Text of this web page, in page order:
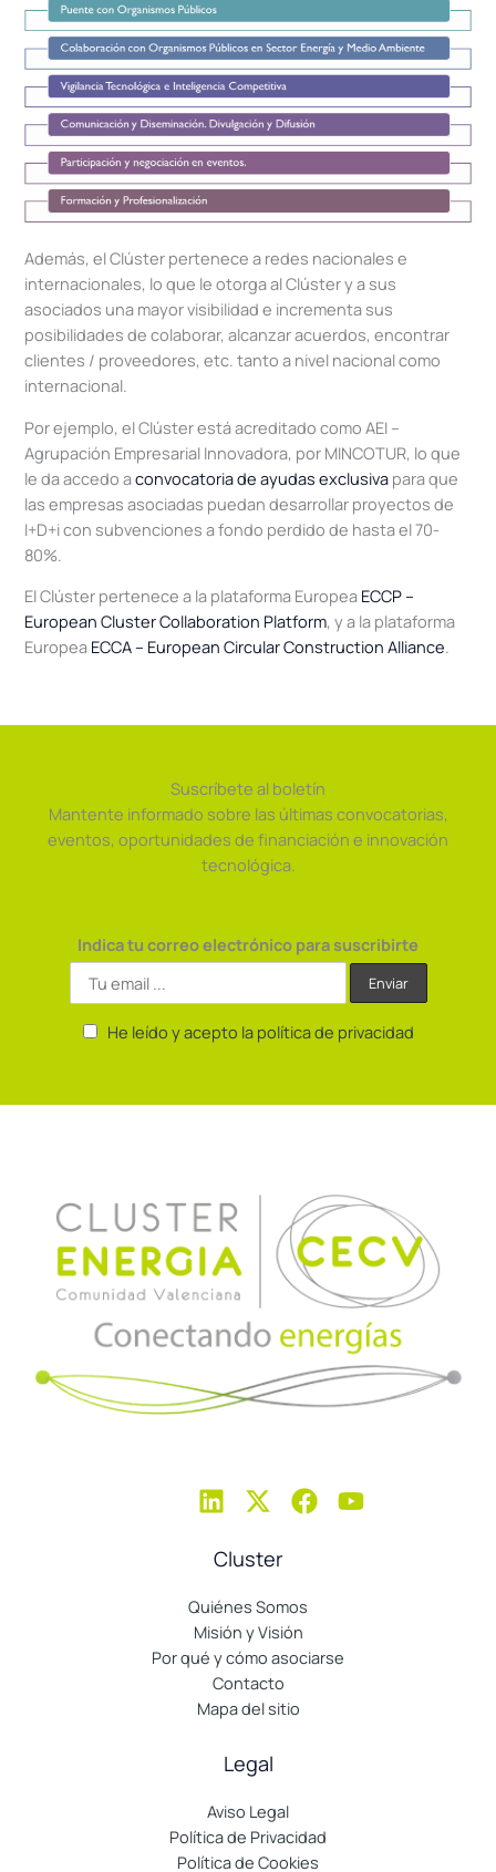
Además, el Clúster pertenece a redes nacionales e
internacionales, lo que le otorga al Clúster y a sus
asociados una mayor visibilidad e incrementa sus
posibilidades de colaborar, alcanzar acuerdos, encontrar
clientes / proveedores, etc. tanto a nivel nacional como
internacional.
Por ejemplo, el Clúster está acreditado como AEI –
Agrupación Empresarial Innovadora, por MINCOTUR, lo que
le da accedo aconvocatoria de ayudas exclusiva para que
las empresas asociadas puedan desarrollar proyectos de
I+D+i con subvenciones a fondo perdido de hasta el 70-
80%.
El Clúster pertenece a la plataforma Europea ECCP –
European Cluster Collaboration Platform, y a la plataforma
Europea ECCA – European Circular Construction Alliance.
Suscríbete al boletín
Mantente informado sobre las últimas convocatorias,
eventos, oportunidades de financiación e innovación
tecnológica.
Indica tu correo electrónico para suscribirte
He leído y acepto la política de privacidad
Cluster
Quiénes Somos
Misión y Visión
Por qué y cómo asociarse
Contacto
Mapa del sitio
Legal
Aviso Legal
Política de Privacidad
Política de Cookies